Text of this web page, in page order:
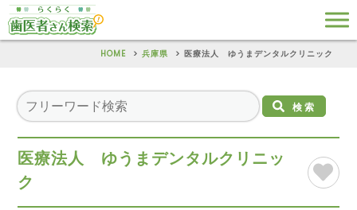
HOME 兵庫県 医療法人 ゆうまデンタルクリニック
検索
医療法人 ゆうまデンタルクリニッ
ク